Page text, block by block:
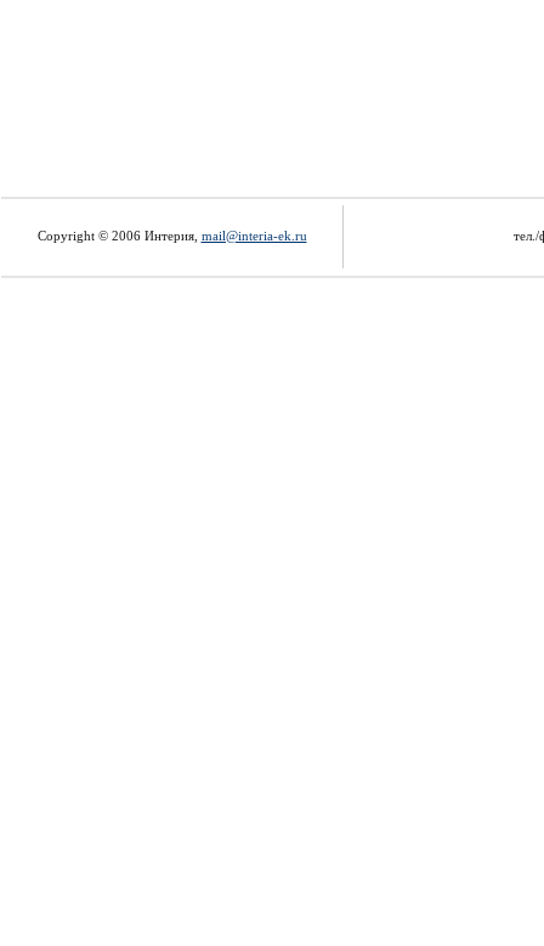
Copyright © 2006 Интерия, mail@interia-ek.ru